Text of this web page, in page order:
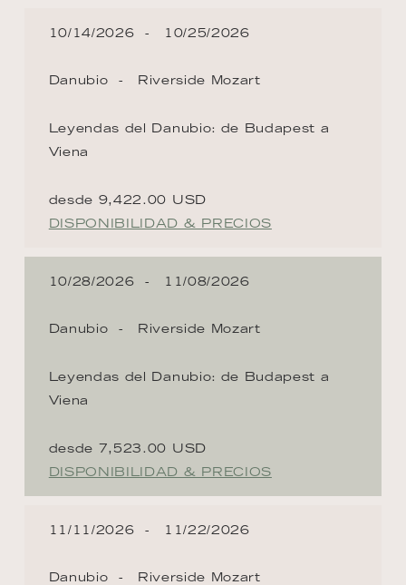
10/14/2026 10/25/2026
Danubio Riverside Mozart
Leyendas del Danubio: de Budapest a
Viena
desde 9,422.00 USD
DISPONIBILIDAD & PRECIOS
10/28/2026 11/08/2026
Danubio Riverside Mozart
Leyendas del Danubio: de Budapest a
Viena
desde 7,523.00 USD
DISPONIBILIDAD & PRECIOS
11/11/2026 11/22/2026
Danubio Riverside Mozart